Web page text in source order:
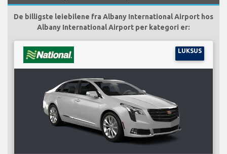
De billigste leiebilene fra Albany International Airport hos
Albany International Airport per kategori er:
LUKSUS